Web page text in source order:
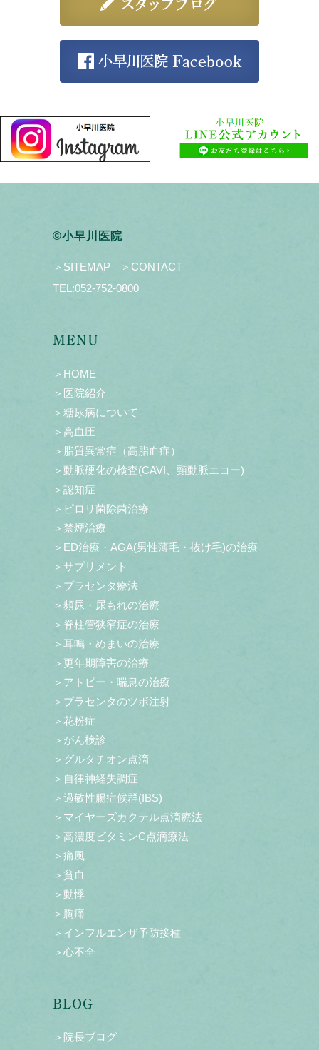
©小早川医院
＞SITEMAP
＞CONTACT
TEL:052-752-0800
MENU
＞HOME
＞医院紹介
＞糖尿病について
＞高血圧
＞脂質異常症（高脂血症）
＞動脈硬化の検査(CAVI、頸動脈エコー)
＞認知症
＞ピロリ菌除菌治療
＞禁煙治療
＞ED治療・AGA(男性薄毛・抜け毛)の治療
＞サプリメント
＞プラセンタ療法
＞頻尿・尿もれの治療
＞脊柱管狭窄症の治療
＞耳鳴・めまいの治療
＞更年期障害の治療
＞アトピー・喘息の治療
＞プラセンタのツボ注射
＞花粉症
＞がん検診
＞グルタチオン点滴
＞自律神経失調症
＞過敏性腸症候群(IBS)
＞マイヤーズカクテル点滴療法
＞高濃度ビタミンC点滴療法
＞痛風
＞貧血
＞動悸
＞胸痛
＞インフルエンザ予防接種
＞心不全
BLOG
＞院長ブログ